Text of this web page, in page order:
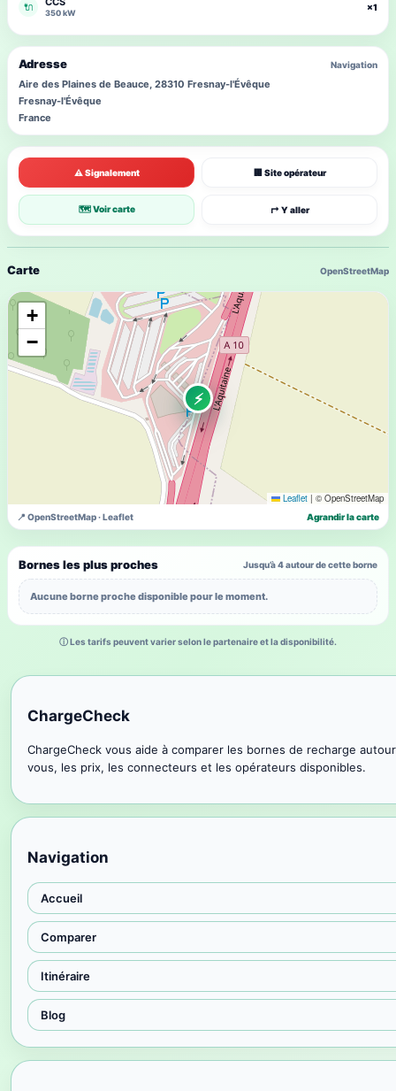
Carte OpenStreetMap
⚡
+
−
Leaflet | © OpenStreetMap
📍 OpenStreetMap · Leaflet Agrandir la carte
Bornes les plus proches Jusqu’à 4 autour de cette borne
Aucune borne proche disponible pour le moment.
⚠ Signalement 🏢 Site opérateur
🗺 Voir carte ↱ Y aller
🔌 350 kW
×1
Adresse Navigation
Aire des Plaines de Beauce, 28310 Fresnay-l'Évêque
Fresnay-l'Évêque
France
ⓘ Les tarifs peuvent varier selon le partenaire et la disponibilité.
ChargeCheck
ChargeCheck vous aide à comparer les bornes de recharge
vous, les prix, les connecteurs et les opérateurs disponibles.
Navigation
Accueil
Comparer
Itinéraire
Blog